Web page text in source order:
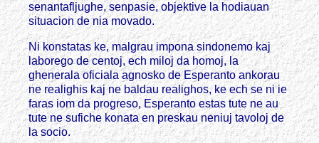
senantafljughe, senpasie, objektive la hodiauan
situacion de nia movado.
Ni konstatas ke, malgrau impona sindonemo kaj
laborego de centoj, ech miloj da homoj, la
ghenerala oficiala agnosko de Esperanto ankorau
ne realighis kaj ne baldau realighos, ke ech se ni ie
faras iom da progreso, Esperanto estas tute ne au
tute ne sufiche konata en preskau neniuj tavoloj de
la socio.